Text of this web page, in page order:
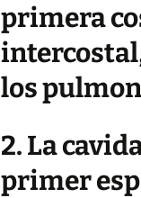
primera
los
2. La
primer